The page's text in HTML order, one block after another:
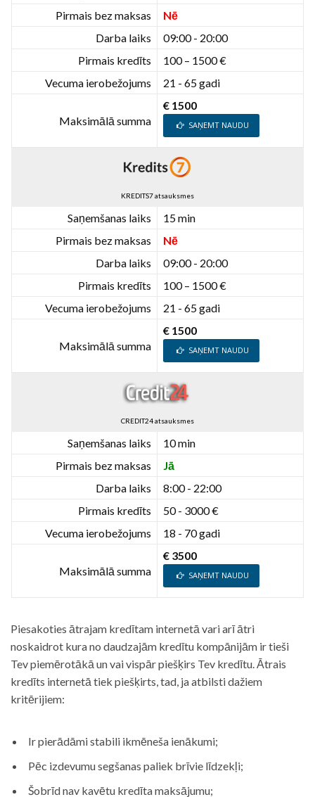
Pirmais bez maksas
Nē
Darba laiks
09:00 - 20:00
Pirmais kredīts
100 – 1500 €
Vecuma ierobežojums
21 - 65 gadi
Maksimālā summa
€ 1500
SAŅEMT NAUDU
KREDITS7 atsauksmes
Saņemšanas laiks
15 min
Pirmais bez maksas
Nē
Darba laiks
09:00 - 20:00
Pirmais kredīts
100 – 1500 €
Vecuma ierobežojums
21 - 65 gadi
Maksimālā summa
€ 1500
SAŅEMT NAUDU
CREDIT24 atsauksmes
Saņemšanas laiks
10 min
Pirmais bez maksas
Jā
Darba laiks
8:00 - 22:00
Pirmais kredīts
50 - 3000 €
Vecuma ierobežojums
18 - 70 gadi
Maksimālā summa
€ 3500
SAŅEMT NAUDU
Piesakoties ātrajam kredītam internetā vari arī ātri
noskaidrot kura no daudzajām kredītu kompānijām ir tieši
Tev piemērotākā un vai vispār piešķirs Tev kredītu. Ātrais
kredīts internetā tiek piešķirts, tad, ja atbilsti dažiem
kritērijiem:
Ir pierādāmi stabili ikmēneša ienākumi;
Pēc izdevumu segšanas paliek brīvie līdzekļi;
Šobrīd nav kavētu kredīta maksājumu;